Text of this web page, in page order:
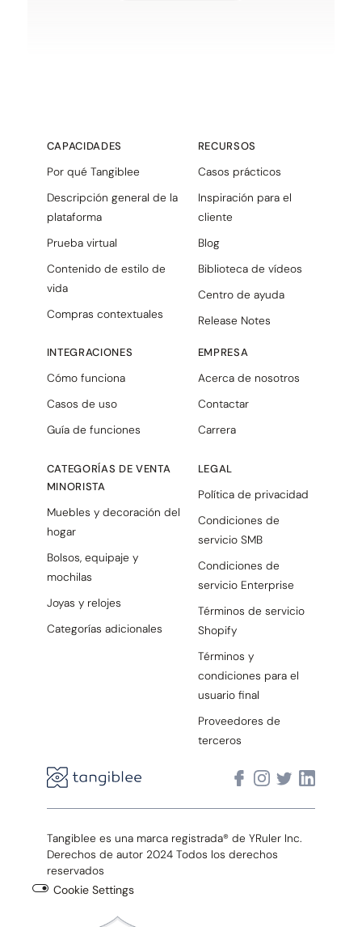
CAPACIDADES
Por qué Tangiblee
Descripción general de la
plataforma
Prueba virtual
Contenido de estilo de
vida
Compras contextuales
INTEGRACIONES
Cómo funciona
Casos de uso
Guía de funciones
CATEGORÍAS DE VENTA
MINORISTA
Muebles y decoración del
hogar
Bolsos, equipaje y
mochilas
Joyas y relojes
Categorías adicionales
RECURSOS
Casos prácticos
Inspiración para el
cliente
Blog
Biblioteca de vídeos
Centro de ayuda
Release Notes
EMPRESA
Acerca de nosotros
Contactar
Carrera
LEGAL
Política de privacidad
Condiciones de
servicio SMB
Condiciones de
servicio Enterprise
Términos de servicio
Shopify
Términos y
condiciones para el
usuario final
Proveedores de
terceros
Tangiblee es una marca registrada® de YRuler Inc.
Derechos de autor 2024 Todos los derechos
reservados
Cookie Settings